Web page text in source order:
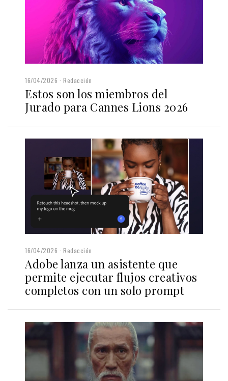
16/04/2026 Redacción
Estos son los miembros del
Jurado para Cannes Lions 2026
16/04/2026 Redacción
Adobe lanza un asistente que
permite ejecutar flujos creativos
completos con un solo prompt